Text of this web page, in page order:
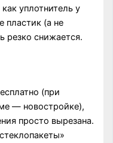
уплотнитель у
пластик (а не
резко снижается.
(при
— новостройке),
просто вырезана.